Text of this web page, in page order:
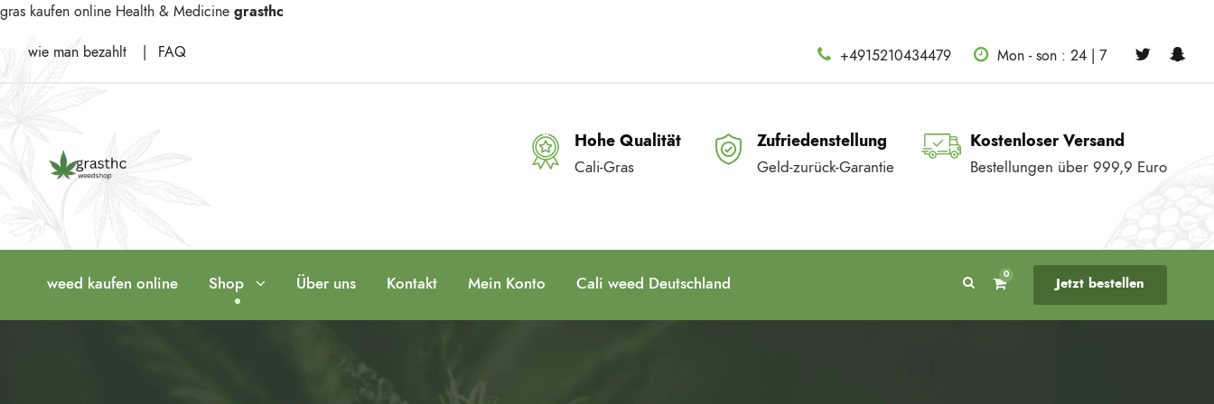
gras kaufen online Health & Medicine grasthc
wie man bezahlt FAQ +4915210434479 Mon - son : 24 | 7
Hohe Qualität
Cali-Gras
Zufriedenstellung
Geld-zurück-Garantie
Kostenloser Versand
Bestellungen über 999,9 Euro
weed kaufen online Shop Über uns Kontakt Mein Konto Cali weed Deutschland 0 Jetzt bestellen